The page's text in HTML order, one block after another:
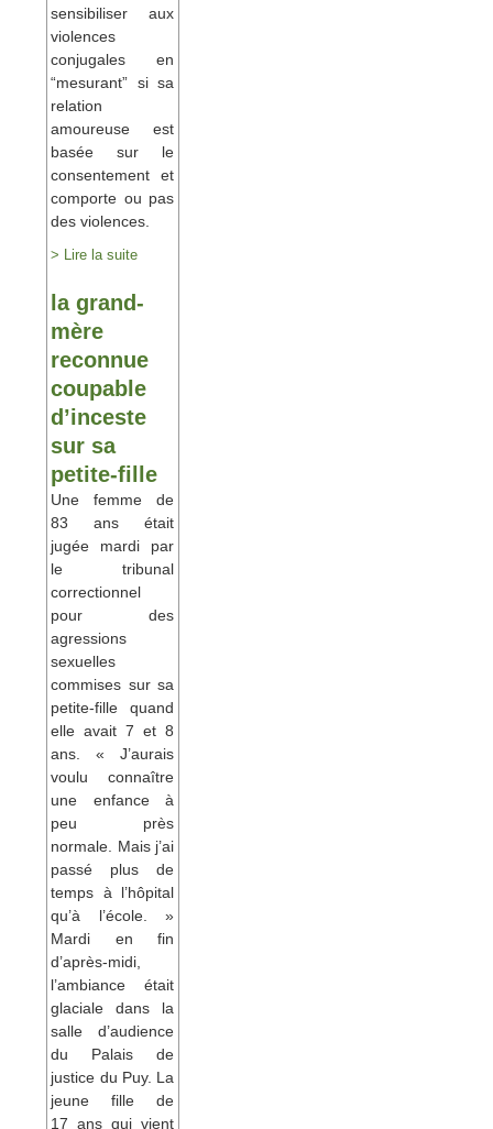
sensibiliser aux
violences
conjugales en
“mesurant” si sa
relation
amoureuse est
basée sur le
consentement et
comporte ou pas
des violences.
> Lire la suite
la grand-
mère
reconnue
coupable
d’inceste
sur sa
petite-fille
Une femme de
83 ans était
jugée mardi par
le tribunal
correctionnel
pour des
agressions
sexuelles
commises sur sa
petite-fille quand
elle avait 7 et 8
ans. « J’aurais
voulu connaître
une enfance à
peu près
normale. Mais j’ai
passé plus de
temps à l’hôpital
qu’à l’école. »
Mardi en fin
d’après-midi,
l’ambiance était
glaciale dans la
salle d’audience
du Palais de
justice du Puy. La
jeune fille de
17 ans qui vient